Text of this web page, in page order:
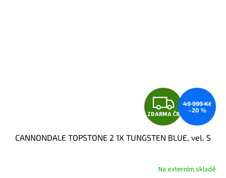
Z
D
A
R
ZDARMA ČR
49 999 Kč
–20 %
CANNONDALE TOPSTONE 2 1X TUNGSTEN BLUE, vel. S
Na externím skladě